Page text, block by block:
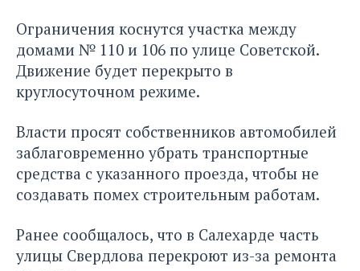
Ограничения коснутся участка между
домами № 110 и 106 по улице Советской.
Движение будет перекрыто в
круглосуточном режиме.
Власти просят собственников автомобилей
заблаговременно убрать транспортные
средства с указанного проезда, чтобы не
создавать помех строительным работам.
Ранее сообщалось, что в Салехарде часть
улицы Свердлова перекроют из-за ремонта